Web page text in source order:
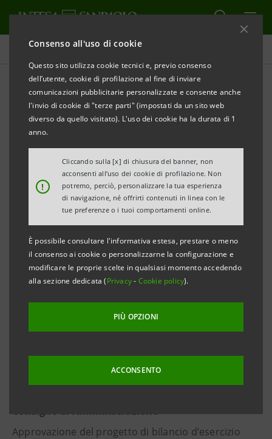
Consenso all'uso di cookie
Questo sito utilizza cookie tecnici e, previo consenso
dell’utente, cookie di profilazione al fine di inviare
comunicazioni pubblicitarie personalizzate e consente anche
l'invio di cookie di "terze parti" (impostati da un sito web
diverso da quello visitato). L'uso dei cookie ha la durata di 1
anno.
!
Cliccando sulla [x] di chiusura del banner, non
acconsenti all’uso dei cookie di profilazione. Non
potremo, perciò, personalizzare la tua esperienza
di navigazione, né offrirti contenuti in linea con le
tue preferenze o i tuoi comportamenti online.
È possibile consultare l'informativa estesa, prestare o meno
il consenso ai cookie o personalizzarne la configurazione e
modificare le proprie scelte in qualsiasi momento accedendo
alla sezione dedicata (Privacy- Cookie policy).
PIÙ OPZIONI
ACCONSENTO
Investor relations
Calendario finanziario
STAMPA AGGIORNA
Venerdì
Consiglio di Amministrazione
Approvazione dei risultati consolidati relativi
all’esercizio 2020 e proposta di destinazione
VCALENDAR
Consiglio di Amministrazione
Approvazione del progetto di bilancio d’esercizio